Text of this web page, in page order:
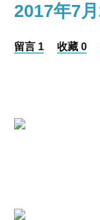
2017年7
留言 1 收藏 0